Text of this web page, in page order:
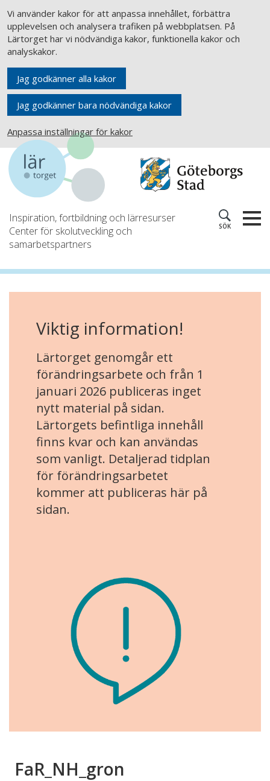
Vi använder kakor för att anpassa innehållet, förbättra
upplevelsen och analysera trafiken på webbplatsen. På
Lärtorget har vi nödvändiga kakor, funktionella kakor och
analyskakor.
Jag godkänner alla kakor
Jag godkänner bara nödvändiga kakor
Anpassa inställningar för kakor
Inspiration, fortbildning och lärresurser
Center för skolutveckling och
samarbetspartners
SÖK
Viktig information!
Lärtorget genomgår ett
förändringsarbete och från 1
januari 2026 publiceras inget
nytt material på sidan.
Lärtorgets befintliga innehåll
finns kvar och kan användas
som vanligt. Detaljerad tidplan
för förändringsarbetet
kommer att publiceras här på
sidan.
FaR_NH_gron